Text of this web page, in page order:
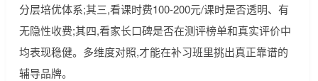
分层培优体系;其三,看课时费100-200元/课时是否透明、有
无隐性收费;其四,看家长口碑是否在测评榜单和真实评价中
均表现稳健。多维度对照,才能在补习班里挑出真正靠谱的
辅导品牌。